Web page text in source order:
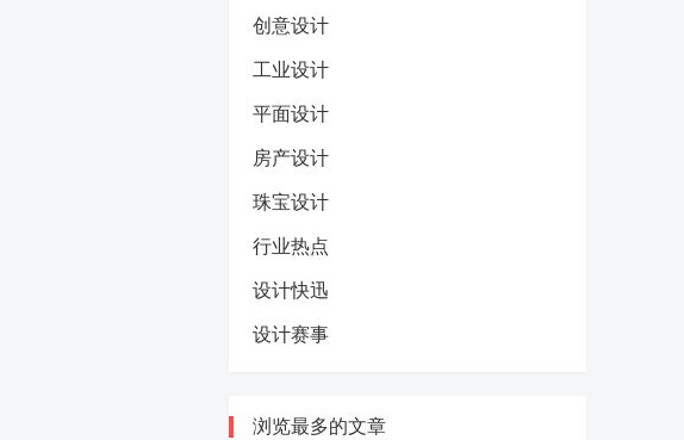
创意设计
工业设计
平面设计
房产设计
珠宝设计
行业热点
设计快迅
设计赛事
浏览最多的文章